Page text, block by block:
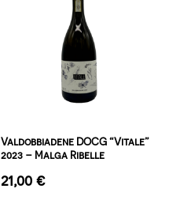
Valdobbiadene DOCG “Vitale”
2023 – Malga Ribelle
21,00 €